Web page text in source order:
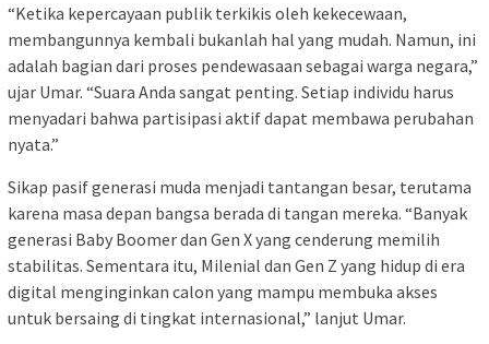
“Ketika kepercayaan publik terkikis oleh kekecewaan,
membangunnya kembali bukanlah hal yang mudah. Namun, ini
adalah bagian dari proses pendewasaan sebagai warga negara,”
ujar Umar. “Suara Anda sangat penting. Setiap individu harus
menyadari bahwa partisipasi aktif dapat membawa perubahan
nyata.”
Sikap pasif generasi muda menjadi tantangan besar, terutama
karena masa depan bangsa berada di tangan mereka. “Banyak
generasi Baby Boomer dan Gen X yang cenderung memilih
stabilitas. Sementara itu, Milenial dan Gen Z yang hidup di era
digital menginginkan calon yang mampu membuka akses
untuk bersaing di tingkat internasional,” lanjut Umar.